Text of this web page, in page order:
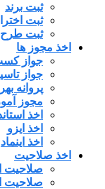
ثبت برند
ثبت
ثبت
اخذ مجوز ها
جواز
جواز
پروانه
مجوز
اخذ
اخذ ایزو
اخذ اینماد
اخذ صلاحیت
صلاحیت
صلاحیت